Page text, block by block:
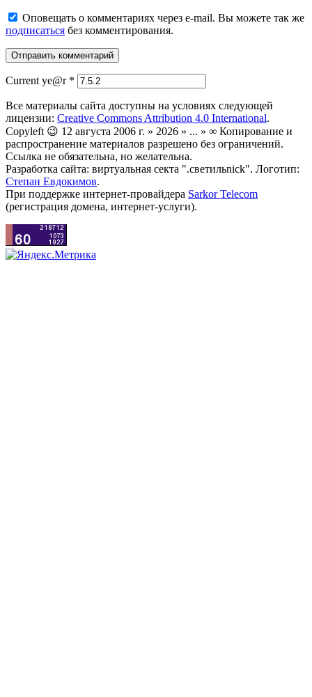
Оповещать о комментариях через e-mail. Вы можете так же
подписаться без комментирования.
Current ye@r *
Все материалы сайта доступны на условиях следующей
лицензии: Creative Commons Attribution 4.0 International.
Copyleft 😉 12 августа 2006 г. » 2026 » ... » ∞ Копирование и
распространение материалов разрешено без ограничений.
Ссылка не обязательна, но желательна.
Разработка сайта: виртуальная секта ".светильnick". Логотип:
Степан Евдокимов.
При поддержке интернет-провайдера Sarkor Telecom
(регистрация домена, интернет-услуги).